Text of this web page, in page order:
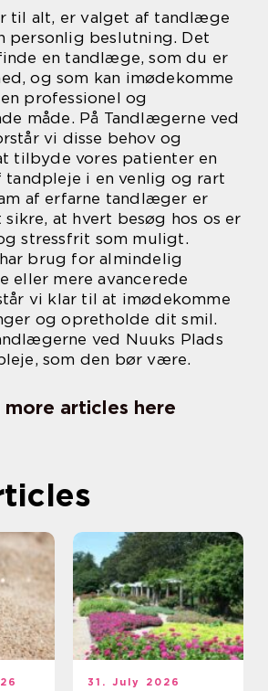
til alt, er valget af tandlæge
personlig beslutning. Det
en tandlæge, som du er
og som kan imødekomme
professionel og
måde. På Tandlægerne ved
vi disse behov og
tilbyde vores patienter en
tandpleje i en venlig og rart
af erfarne tandlæger er
at hvert besøg hos os er
stressfrit som muligt.
brug for almindelig
eller mere avancerede
vi klar til at imødekomme
og opretholde dit smil.
ved Nuuks Plads
som den bør være.
more articles here
31. July 2026